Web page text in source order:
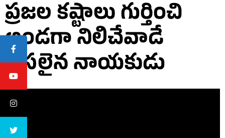
ప్రజల కష్టాలు గుర్తించి
అండగా నిలిచేవాడే
అసలైన నాయకుడు